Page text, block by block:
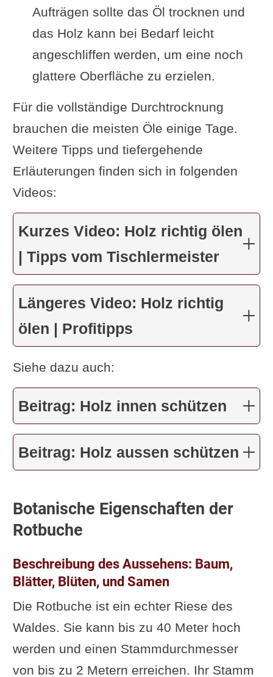
Aufträgen sollte das Öl trocknen und
das Holz kann bei Bedarf leicht
angeschliffen werden, um eine noch
glattere Oberfläche zu erzielen.
Für die vollständige Durchtrocknung
brauchen die meisten Öle einige Tage.
Weitere Tipps und tiefergehende
Erläuterungen finden sich in folgenden
Videos:
Kurzes Video: Holz richtig ölen
| Tipps vom Tischlermeister
Längeres Video: Holz richtig
ölen | Profitipps
Siehe dazu auch:
Beitrag: Holz innen schützen
Beitrag: Holz aussen schützen
Botanische Eigenschaften der
Rotbuche
Beschreibung des Aussehens: Baum,
Blätter, Blüten, und Samen
Die Rotbuche ist ein echter Riese des
Waldes. Sie kann bis zu 40 Meter hoch
werden und einen Stammdurchmesser
von bis zu 2 Metern erreichen. Ihr Stamm